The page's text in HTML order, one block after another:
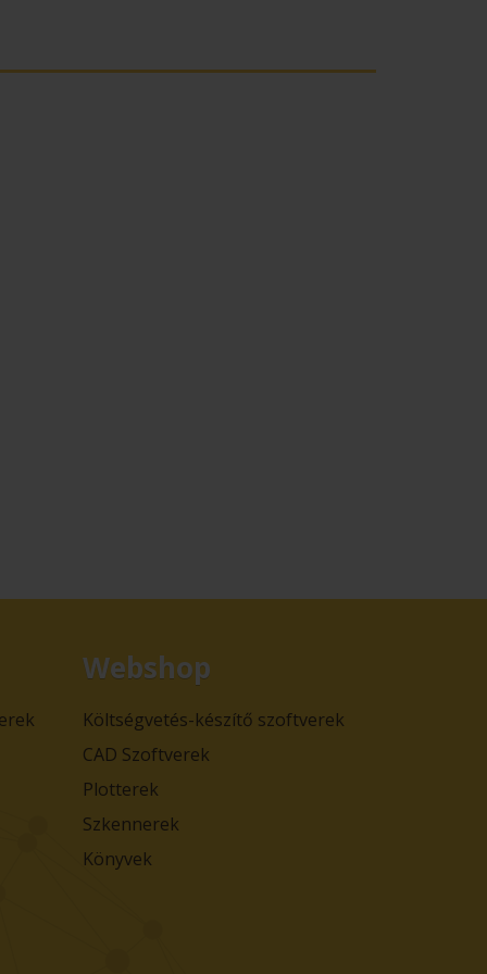
Webshop
Költségvetés-készítő szoftverek
CAD Szoftverek
Plotterek
Szkennerek
Könyvek